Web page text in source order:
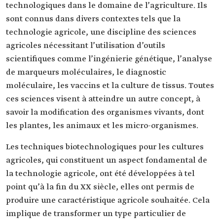
technologiques dans le domaine de l’agriculture. Ils
sont connus dans divers contextes tels que la
technologie agricole, une discipline des sciences
agricoles nécessitant l’utilisation d’outils
scientifiques comme l’ingénierie génétique, l’analyse
de marqueurs moléculaires, le diagnostic
moléculaire, les vaccins et la culture de tissus. Toutes
ces sciences visent à atteindre un autre concept, à
savoir la modification des organismes vivants, dont
les plantes, les animaux et les micro-organismes.
Les techniques biotechnologiques pour les cultures
agricoles, qui constituent un aspect fondamental de
la technologie agricole, ont été développées à tel
point qu’à la fin du XX siècle, elles ont permis de
produire une caractéristique agricole souhaitée. Cela
implique de transformer un type particulier de